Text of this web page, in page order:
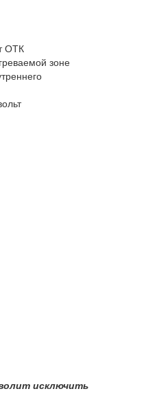
ОТК
зоне
исключить